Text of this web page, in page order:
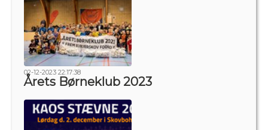
02-12-2023 22:17:38
Årets Børneklub 2023